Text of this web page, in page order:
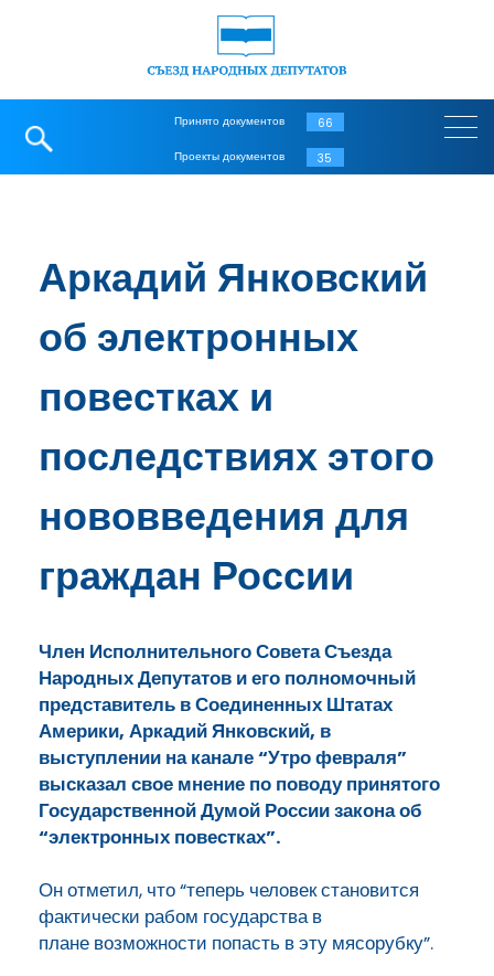
Принято документов 66
Проекты документов 35
Аркадий Янковский
об электронных
повестках и
последствиях этого
нововведения для
граждан России
Член Исполнительного Совета Съезда
Народных Депутатов и его полномочный
представитель в Соединенных Штатах
Америки, Аркадий Янковский, в
выступлении на канале “Утро февраля”
высказал свое мнение по поводу принятого
Государственной Думой России закона об
“электронных повестках”.
Он отметил, что “теперь человек становится
фактически рабом государства в
плане возможности попасть в эту мясорубку”.